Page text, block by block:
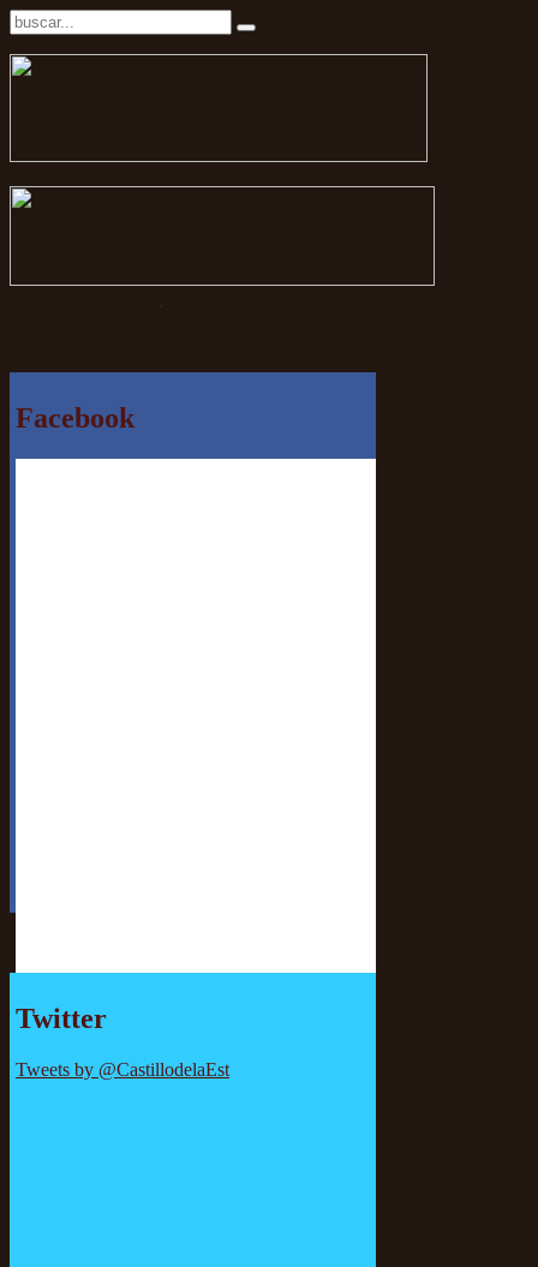
Facebook
Twitter
Tweets by @CastillodelaEst